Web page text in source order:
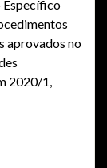
Específico
aprovados no
2020/1,